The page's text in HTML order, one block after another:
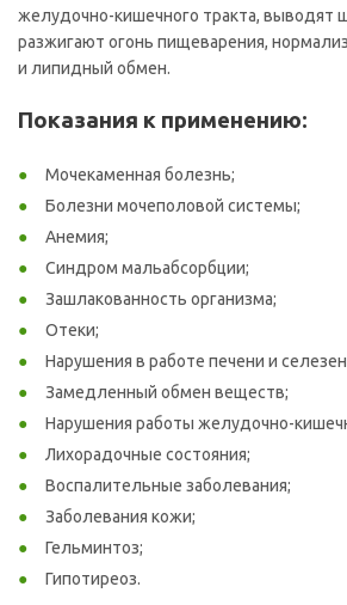
желудочно-кишечного тракта, выводят
разжигают огонь пищеварения,
и липидный обмен.
Показания к применению:
Мочекаменная болезнь;
Болезни мочеполовой системы;
Анемия;
Синдром мальабсорбции;
Зашлакованность организма;
Отеки;
Нарушения в работе печени и
Замедленный обмен веществ;
Нарушения работы желудочно-
Лихорадочные состояния;
Воспалительные заболевания;
Заболевания кожи;
Гельминтоз;
Гипотиреоз.